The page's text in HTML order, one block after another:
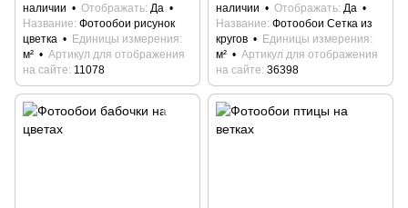
наличии
Отображать Да
Название Фотообои рисунок
цветка
Единицы измерения
м²
Артикул для отображения
на сайте 11078
наличии
Отображать Да
Название Фотообои Сетка из
кругов
Единицы измерения
м²
Артикул для отображения
на сайте 36398